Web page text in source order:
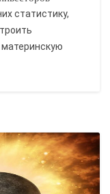
статистику,